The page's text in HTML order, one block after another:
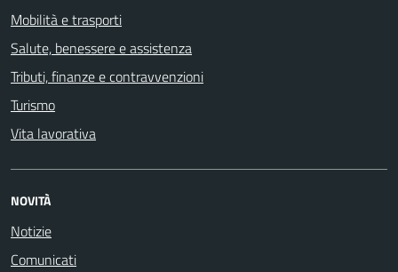
Mobilità e trasporti
Salute, benessere e assistenza
Tributi, finanze e contravvenzioni
Turismo
Vita lavorativa
NOVITÀ
Notizie
Comunicati